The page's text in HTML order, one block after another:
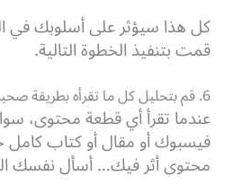
كل هذا سيؤثر على أسلوبك في
قمت بتنفيذ الخطوة التالية.
6. قم بتحليل كل ما تقرأه بطريقة صحيحة
عندما تقرأ أي قطعة محتوى،
فيسبوك أو مقال أو كتاب
محتوى أثر فيك… أسأل نفسك